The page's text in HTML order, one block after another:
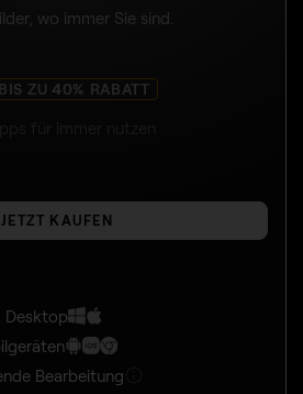
wo immer Sie sind.
BIS ZU 40% RABATT
JETZT KAUFEN
Desktop
Bearbeitung